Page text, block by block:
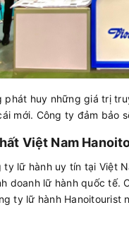
phát huy những giá trị
mới. Công ty đảm bảo
Việt Nam
ty lữ hành uy tín tại Việt
doanh lữ hành quốc
ty lữ hành